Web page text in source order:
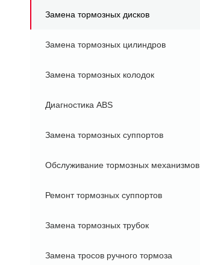
Замена тормозных дисков
Замена тормозных цилиндров
Замена тормозных колодок
Диагностика ABS
Замена тормозных суппортов
Обслуживание тормозных механизмов
Ремонт тормозных суппортов
Замена тормозных трубок
Замена тросов ручного тормоза